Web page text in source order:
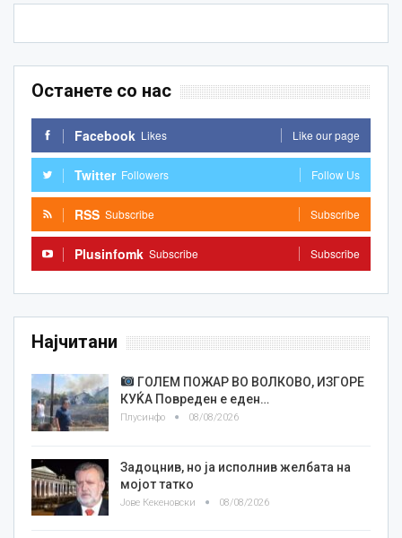
Останете со нас
Facebook Likes Like our page
Twitter Followers Follow Us
RSS Subscribe Subscribe
Plusinfomk Subscribe Subscribe
Најчитани
ГОЛЕМ ПОЖАР ВО ВОЛКОВО, ИЗГОРЕ
КУЌА Повреден е еден…
Плусинфо 08/08/2026
Задоцнив, но ја исполнив желбата на
мојот татко
Јове Кекеновски 08/08/2026